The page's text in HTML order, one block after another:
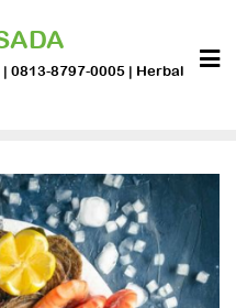
0813-8797-0005 | Herbal